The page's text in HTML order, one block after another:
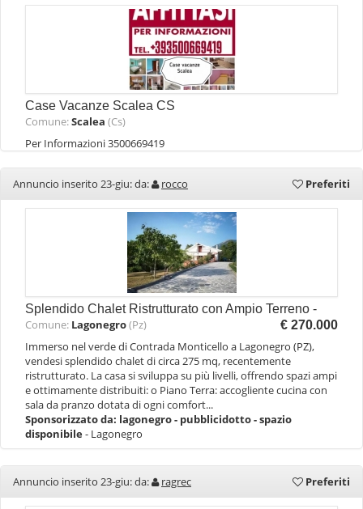
Case Vacanze Scalea CS
Comune:Scalea (Cs)
Per Informazioni 3500669419
Annuncio inserito 23-giu: da: rocco Preferiti
Splendido Chalet Ristrutturato con Ampio Terreno -
€ 270.000
Comune: Lagonegro(Pz)
Immerso nel verde di Contrada Monticello a Lagonegro (PZ),
vendesi splendido chalet di circa 275 mq, recentemente
ristrutturato. La casa si sviluppa su più livelli, offrendo spazi ampi
e ottimamente distribuiti: o Piano Terra: accogliente cucina con
sala da pranzo dotata di ogni comfort...
Sponsorizzato da: lagonegro - pubblicidotto - spazio
disponibile- Lagonegro
Annuncio inserito 23-giu: da: ragrec Preferiti